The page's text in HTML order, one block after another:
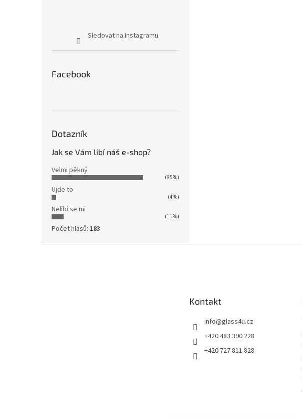
Sledovat na Instagramu
Facebook
Dotazník
Jak se Vám líbí náš e-shop?
Velmi pěkný
(85%)
Ujde to
(4%)
Nelíbí se mi
(11%)
Počet hlasů: 183
Kontakt
info@glass4u.cz
+420 483 390 228
+420 727 811 828